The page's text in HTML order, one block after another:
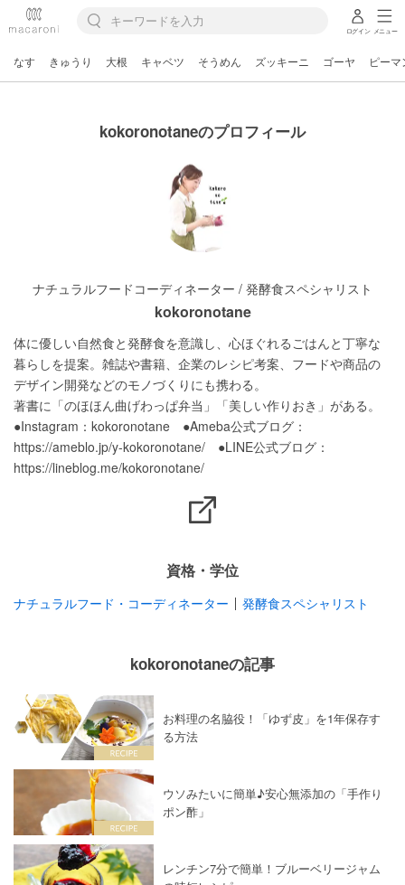
ログイン メニュー
なす きゅうり 大根 キャベツ そうめん ズッキーニ ゴーヤ ピーマ
kokoronotaneのプロフィール
ナチュラルフードコーディネーター / 発酵食スペシャリスト
kokoronotane
体に優しい自然食と発酵食を意識し、心ほぐれるごはんと丁寧な
暮らしを提案。雑誌や書籍、企業のレシピ考案、フードや商品の
デザイン開発などのモノづくりにも携わる。
著書に「のほほん曲げわっぱ弁当」「美しい作りおき」がある。
●Instagram：kokoronotane　●Ameba公式ブログ：
https://ameblo.jp/y-kokoronotane/　●LINE公式ブログ：
https://lineblog.me/kokoronotane/
資格・学位
ナチュラルフード・コーディネーター 発酵食スペシャリスト
kokoronotaneの記事
お料理の名脇役！「ゆず皮」を1年保存す
る方法
ウソみたいに簡単♪安心無添加の「手作り
ポン酢」
レンチン7分で簡単！ブルーベリージャム